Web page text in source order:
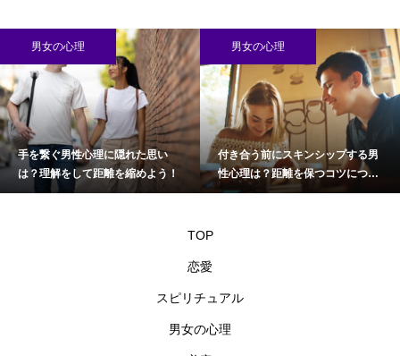
男女の心理
手を繋ぐ男性心理に隠れた思い
は？理解をして距離を縮めよう！
男女の心理
付き合う前にスキンシップする男
性心理は？距離を保つコツについ
て
TOP
恋愛
スピリチュアル
男女の心理